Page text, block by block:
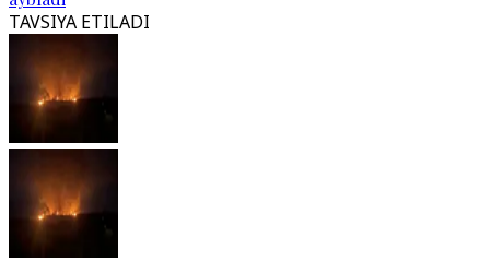
TAVSIYA ETILADI